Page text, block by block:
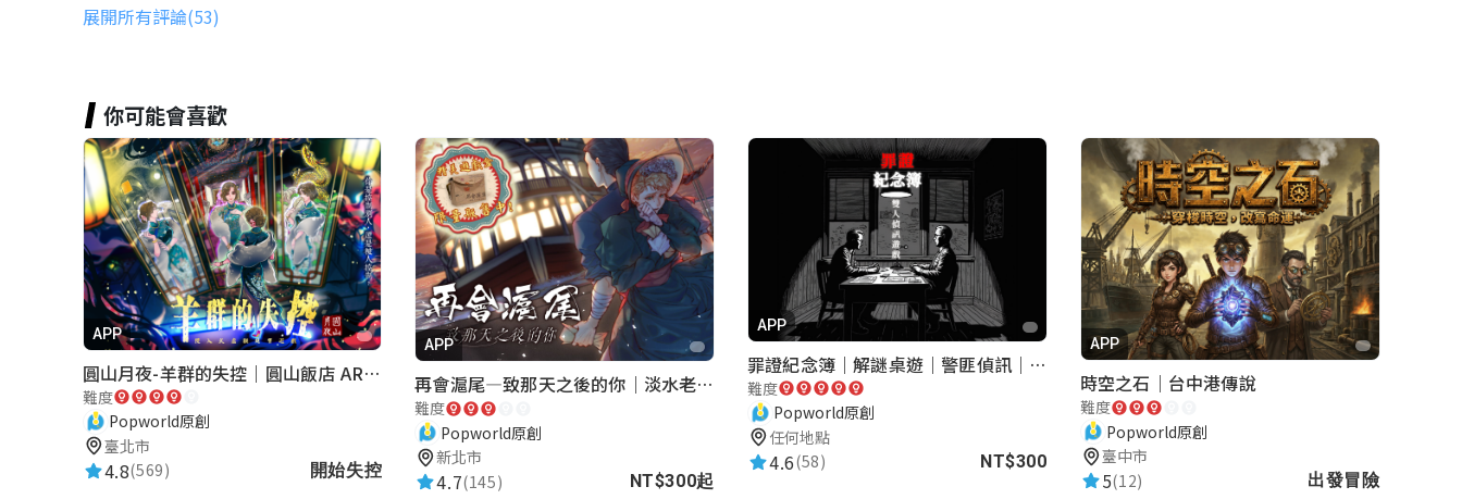
SingYo
活在解嚴後的時代是幸福的
Li Chang
2022-07-18 10:08:33 ★★★★★
好玩
Seth Hsu
2022-09-24 19:58:42
第二關的解法設計不夠通順 微通靈
展開所有評論(53)
你可能會喜歡
APP
圓山月夜-羊群的失控｜圓山飯店 ARG實境解謎遊戲
難度
Popworld原創
臺北市
4.8(569) 開始失控
APP
再會滬尾—致那天之後的你｜淡水老街實境遊戲｜實體遊戲盒
難度
Popworld原創
新北市
4.7(145) NT$300起
APP
罪證紀念簿｜解謎桌遊｜警匪偵訊｜室內遊戲
難度
Popworld原創
任何地點
4.6(58) NT$300
APP
時空之石｜台中港傳說
難度
Popworld原創
臺中市
5(12) 出發冒險